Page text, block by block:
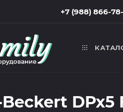
+7 (988) 866-
DPx5